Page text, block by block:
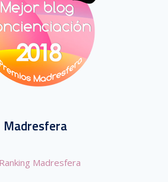
Madresfera